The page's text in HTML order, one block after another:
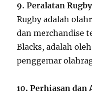
9. Peralatan
Rugby adalah
dan merchandise
Blacks, adalah
penggemar
10. Perhiasan dan